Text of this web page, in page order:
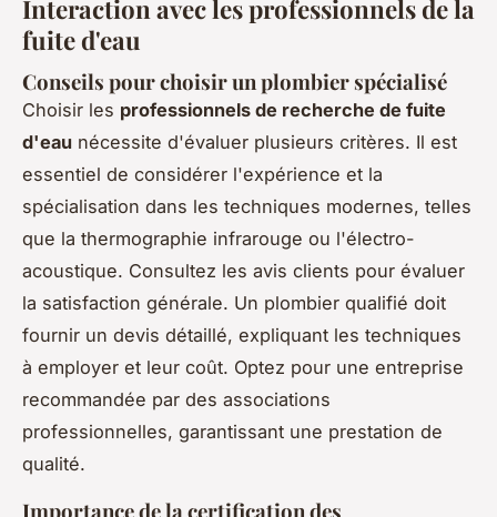
Interaction avec les professionnels de la
fuite d'eau
Conseils pour choisir un plombier spécialisé
Choisir les professionnels de recherche de fuite
d'eau nécessite d'évaluer plusieurs critères. Il est
essentiel de considérer l'expérience et la
spécialisation dans les techniques modernes, telles
que la thermographie infrarouge ou l'électro-
acoustique. Consultez les avis clients pour évaluer
la satisfaction générale. Un plombier qualifié doit
fournir un devis détaillé, expliquant les techniques
à employer et leur coût. Optez pour une entreprise
recommandée par des associations
professionnelles, garantissant une prestation de
qualité.
Importance de la certification des